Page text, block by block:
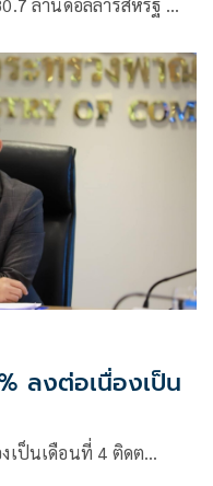
ลงต่อเนื่องเป็น
งเป็นเดือนที่ 4 ติดต…